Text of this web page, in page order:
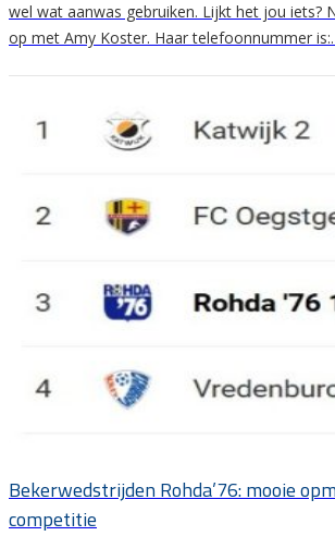
wel wat aanwas gebruiken. Lijkt het jou iets?
op met Amy Koster. Haar telefoonnummer
Bekerwedstrijden Rohda’76: mooie
competitie